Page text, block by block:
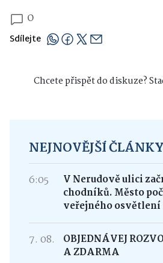
0
Sdílejte
Chcete přispět do diskuze?
NEJNOVĚJŠÍ ČLÁNKY
6:05
V Nerudově ulici
chodníků. Město
veřejného osvětlení
7. 08.
OBJEDNÁVEJ
A ZDARMA